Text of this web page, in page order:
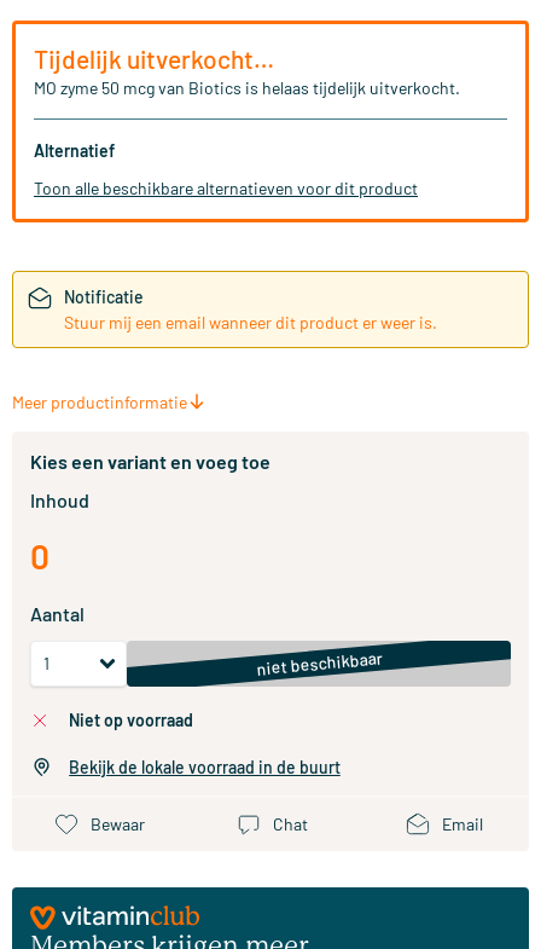
Tijdelijk uitverkocht…
MO zyme 50 mcg van Biotics is helaas tijdelijk uitverkocht.
Alternatief
Toon alle beschikbare alternatieven voor dit product
Notificatie
Stuur mij een email wanneer dit product er weer is.
Meer productinformatie
Kies een variant en voeg toe
Inhoud
0
Aantal
niet beschikbaar
niet op voorraad
Bekijk de lokale voorraad in de buurt
Bewaar Chat Email